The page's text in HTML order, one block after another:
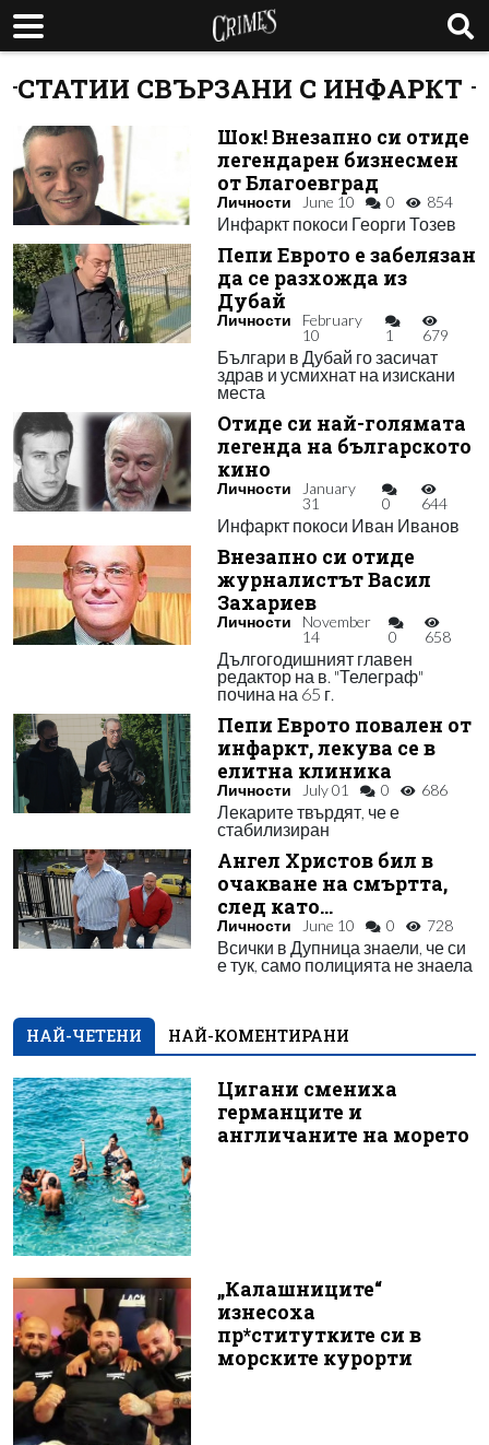
СТАТИИ СВЪРЗАНИ С ИНФАРКТ
Шок! Внезапно си отиде
легендарен бизнесмен
от Благоевград
Личности June 10 0 854
Инфаркт покоси Георги Тозев
Пепи Еврото е забелязан
да се разхожда из
Дубай
Личности
February
10
1 679
Българи в Дубай го засичат
здрав и усмихнат на изискани
места
Отиде си най-голямата
легенда на българското
кино
Личности
January
31
0 644
Инфаркт покоси Иван Иванов
Внезапно си отиде
журналистът Васил
Захариев
Личности
November
14
0 658
Дългогодишният главен
редактор на в. "Телеграф"
почина на 65 г.
Пепи Еврото повален от
инфаркт, лекува се в
елитна клиника
Личности July 01 0 686
Лекарите твърдят, че е
стабилизиран
Ангел Христов бил в
очакване на смъртта,
след като…
Личности June 10 0 728
Всички в Дупница знаели, че си
е тук, само полицията не знаела
НАЙ-ЧЕТЕНИ НАЙ-КОМЕНТИРАНИ
Цигани смениха
германците и
англичаните на морето
„Калашниците“
изнесоха
пр*ститутките си в
морските курорти